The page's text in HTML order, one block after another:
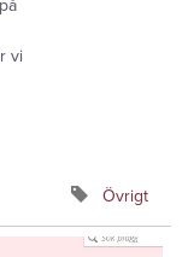
vi
Övrigt